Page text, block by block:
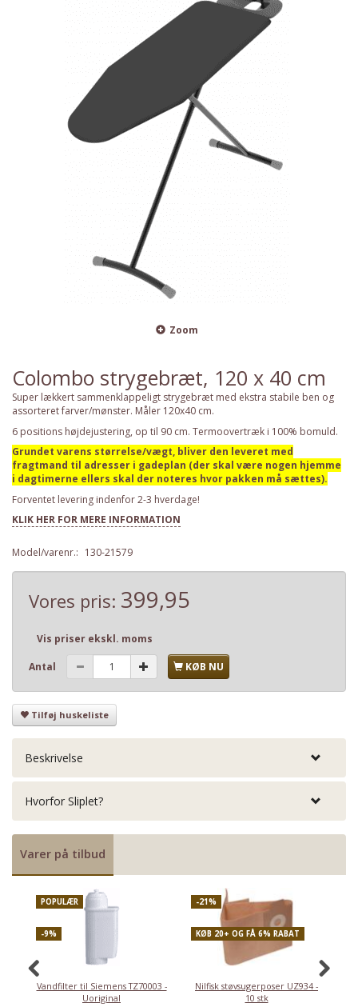
Zoom
Colombo strygebræt, 120 x 40 cm
Super lækkert sammenklappeligt strygebræt med ekstra stabile ben og
assorteret farver/mønster. Måler 120x40 cm.
6 positions højdejustering, op til 90 cm. Termoovertræk i 100% bomuld.
Grundet varens størrelse/vægt, bliver den leveret med
fragtmand til adresser i gadeplan (der skal være nogen hjemme
i dagtimerne ellers skal der noteres hvor pakken må sættes).
Forventet levering indenfor 2-3 hverdage!
KLIK HER FOR MERE INFORMATION
Model/varenr.: 130-21579
Vores pris: 399,95
Vis priser ekskl. moms
Antal KØB NU
Tilføj huskeliste
Beskrivelse
Hvorfor Sliplet?
Varer på tilbud
POPULÆR
-9%
Vandfilter til Siemens TZ70003 -
Uoriginal
-21%
KØB 20+ OG FÅ 6% RABAT
Nilfisk støvsugerposer UZ934 -
10 stk